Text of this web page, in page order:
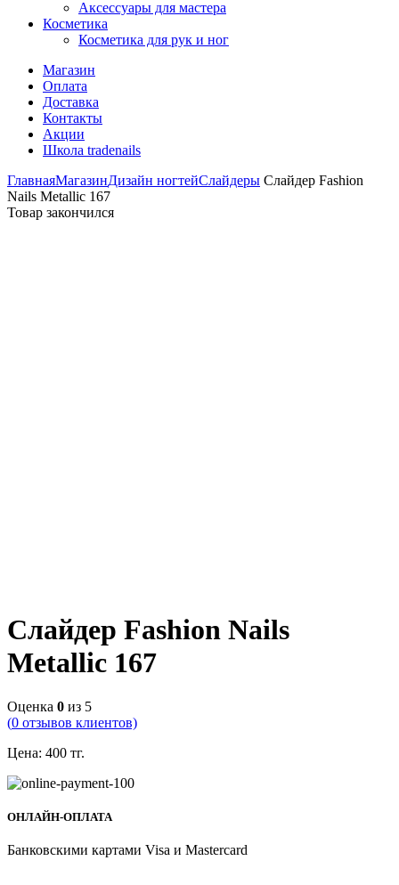
Аксессуары для мастера
Косметика
Косметика для рук и ног
Магазин
Оплата
Доставка
Контакты
Акции
Школа tradenails
ГлавнаяМагазинДизайн ногтейСлайдеры Слайдер Fashion
Nails Metallic 167
Товар закончился
Слайдер Fashion Nails
Metallic 167
Оценка 0 из 5
(0 отзывов клиентов)
Цена: 400 тг.
ОНЛАЙН-ОПЛАТА
Банковскими картами Visa и Mastercard